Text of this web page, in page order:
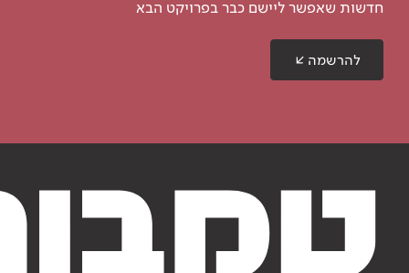
חדשות שאפשר ליישם כבר בפרויקט הבא
להרשמה